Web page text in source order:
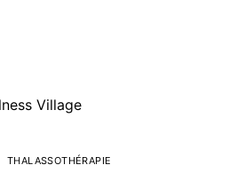
Village
THALASSOTHÉRAPIE